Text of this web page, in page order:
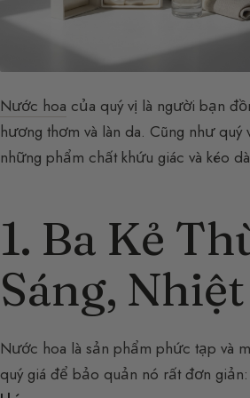
Nước hoa của quý vị là người bạn
hương thơm và làn da. Cũng như
những phẩm chất khứu giác và kéo
1. Ba Kẻ
Sáng,
Nước hoa là sản phẩm phức tạp và
quý giá để bảo quản nó rất đơn giản: